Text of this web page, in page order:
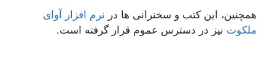
همچنین، این کتب و سخنرانی ها در نرم افزار آوای
ملکوت نیز در دسترس عموم قرار گرفته است.